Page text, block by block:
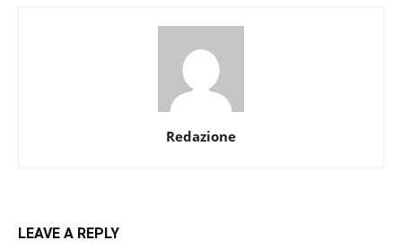
Redazione
LEAVE A REPLY